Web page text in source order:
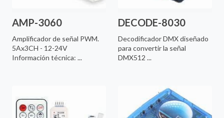
AMP-3060
Amplificador de señal PWM.
5Ax3CH - 12-24V
Información técnica: ...
DECODE-8030
Decodificador DMX diseñado
para convertir la señal
DMX512 ...